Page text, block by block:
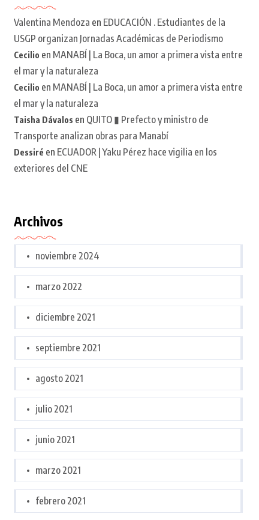
Valentina Mendoza en EDUCACIÓN . Estudiantes de la
USGP organizan Jornadas Académicas de Periodismo
Cecilio en MANABÍ | La Boca, un amor a primera vista entre
el mar y la naturaleza
Cecilio en MANABÍ | La Boca, un amor a primera vista entre
el mar y la naturaleza
Taisha Dávalos en QUITO ▮ Prefecto y ministro de
Transporte analizan obras para Manabí
Dessiré en ECUADOR | Yaku Pérez hace vigilia en los
exteriores del CNE
Archivos
noviembre 2024
marzo 2022
diciembre 2021
septiembre 2021
agosto 2021
julio 2021
junio 2021
marzo 2021
febrero 2021